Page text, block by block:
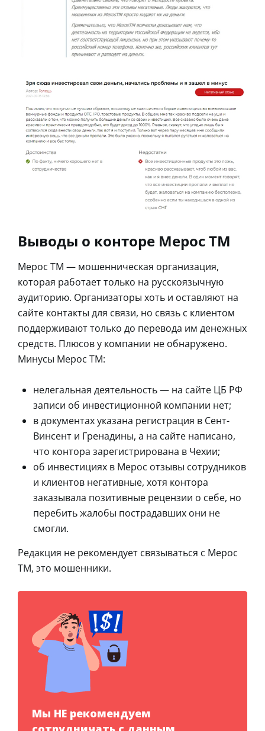
Выводы о конторе Мерос ТМ
Мерос ТМ — мошенническая организация,
которая работает только на русскоязычную
аудиторию. Организаторы хоть и оставляют на
сайте контакты для связи, но связь с клиентом
поддерживают только до перевода им денежных
средств. Плюсов у компании не обнаружено.
Минусы Мерос ТМ:
нелегальная деятельность — на сайте ЦБ РФ
записи об инвестиционной компании нет;
в документах указана регистрация в Сент-
Винсент и Гренадины, а на сайте написано,
что контора зарегистрирована в Чехии;
об инвестициях в Мерос отзывы сотрудников
и клиентов негативные, хотя контора
заказывала позитивные рецензии о себе, но
перебить жалобы пострадавших они не
смогли.
Редакция не рекомендует связываться с Мерос
ТМ, это мошенники.
Мы НЕ рекомендуем